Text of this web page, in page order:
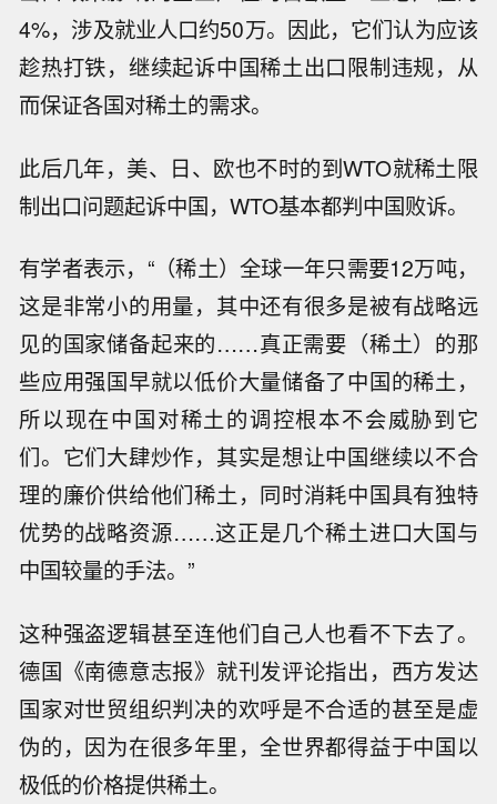
4%，涉及就业人口约50万。因此，它们认为应该
趁热打铁，继续起诉中国稀土出口限制违规，从
而保证各国对稀土的需求。
此后几年，美、日、欧也不时的到WTO就稀土限
制出口问题起诉中国，WTO基本都判中国败诉。
有学者表示，“（稀土）全球一年只需要12万吨，
这是非常小的用量，其中还有很多是被有战略远
见的国家储备起来的……真正需要（稀土）的那
些应用强国早就以低价大量储备了中国的稀土，
所以现在中国对稀土的调控根本不会威胁到它
们。它们大肆炒作，其实是想让中国继续以不合
理的廉价供给他们稀土，同时消耗中国具有独特
优势的战略资源……这正是几个稀土进口大国与
中国较量的手法。”
这种强盗逻辑甚至连他们自己人也看不下去了。
德国《南德意志报》就刊发评论指出，西方发达
国家对世贸组织判决的欢呼是不合适的甚至是虚
伪的，因为在很多年里，全世界都得益于中国以
极低的价格提供稀土。